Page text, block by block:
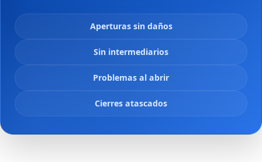
Aperturas sin daños
Sin intermediarios
Problemas al abrir
Cierres atascados